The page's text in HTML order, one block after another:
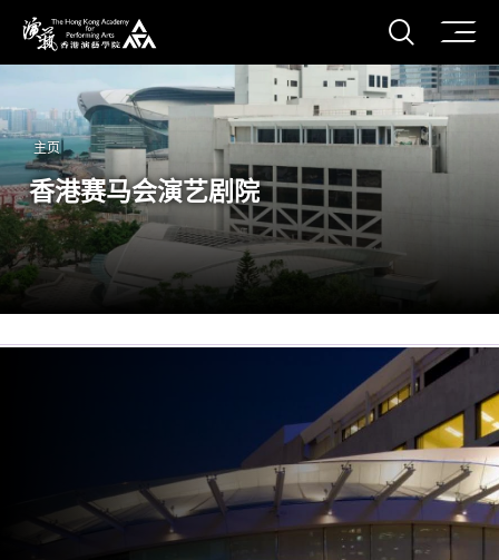
香港演艺学院
打开
主页
香港赛马会演艺剧院